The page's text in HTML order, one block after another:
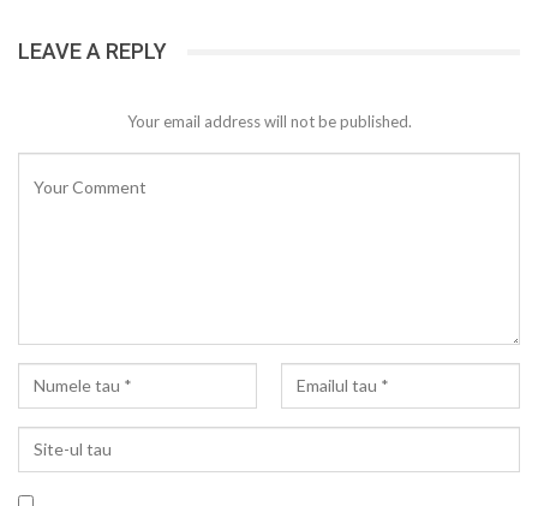
LEAVE A REPLY
Your email address will not be published.